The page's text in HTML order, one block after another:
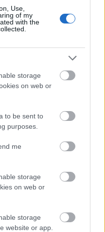
Use,
of my
with the
storage
on web or
to be sent to
purposes.
me
storage
on web or
storage
website or app.
παίξει σε ταινίες
τον «The
σειρά
ρόλο από το 2011
του σχετικά με
και την υγιεινή ζωή,
από την
κοινωνικά δίκτυα.